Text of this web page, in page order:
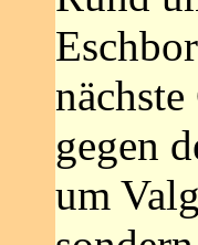
gegen
um